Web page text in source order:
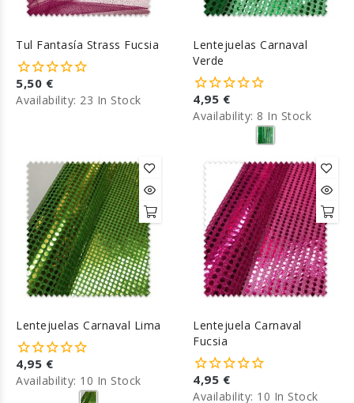
Tul Fantasía Strass Fucsia
5,50 €
Availability: 23 In Stock
Lentejuelas Carnaval
Verde
4,95 €
Availability: 8 In Stock
Lentejuelas Carnaval Lima
4,95 €
Availability: 10 In Stock
Lentejuela Carnaval
Fucsia
4,95 €
Availability: 10 In Stock